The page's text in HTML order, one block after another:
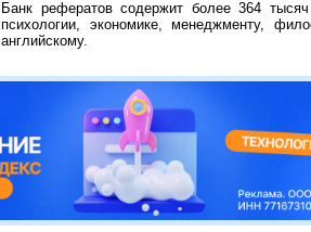
Банк рефератов содержит более 364
психологии, экономике, менеджменту,
английскому.